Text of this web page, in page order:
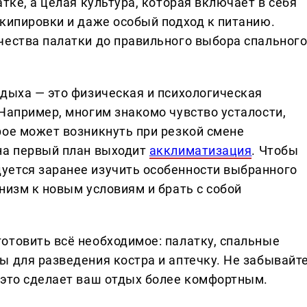
и даже особый подход к питанию.
палатки до правильного выбора спального
— это физическая и психологическая
многим знакомо чувство усталости,
может возникнуть при резкой смене
первый план выходит акклиматизация. Чтобы
заранее изучить особенности выбранного
к новым условиям и брать с собой
всё необходимое: палатку, спальные
для разведения костра и аптечку. Не
сделает ваш отдых более комфортным.